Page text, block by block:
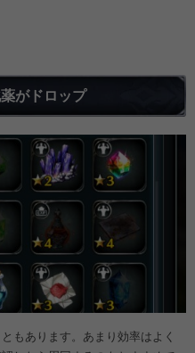
がドロップ
もあります。あまり効率はよく